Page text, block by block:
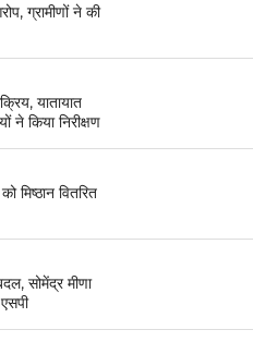
ग्रामीणों ने की
यातायात
ने किया निरीक्षण
मिष्ठान वितरित
सोमेंद्र मीणा